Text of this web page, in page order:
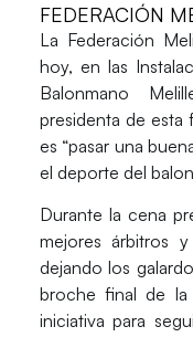
FEDERACIÓN
La Federación
hoy, en las
Balonmano
presidenta de
es “pasar una
el deporte del
Durante la cena
mejores árbitros
dejando los
broche final de la
iniciativa para